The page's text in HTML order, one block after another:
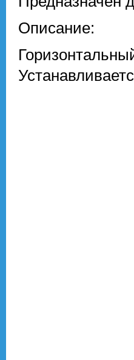
Описание: